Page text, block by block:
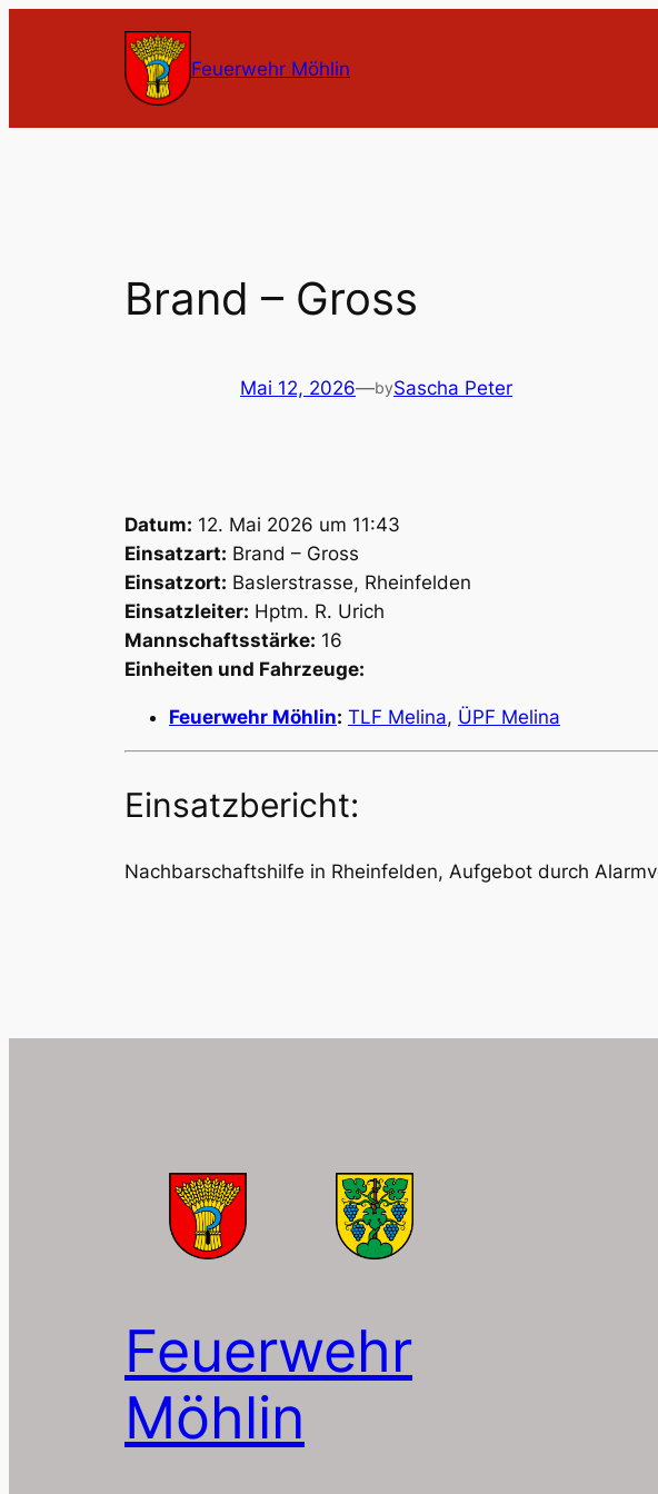
Feuerwehr Möhlin
Brand – Gross
Mai 12, 2026—bySascha Peter
Datum: 12. Mai 2026 um 11:43
Einsatzart: Brand – Gross
Einsatzort: Baslerstrasse, Rheinfelden
Einsatzleiter: Hptm. R. Urich
Mannschaftsstärke: 16
Einheiten und Fahrzeuge:
Feuerwehr Möhlin: TLF Melina, ÜPF Melina
Einsatzbericht:
Nachbarschaftshilfe in Rheinfelden, Aufgebot durch
Feuerwehr
Möhlin